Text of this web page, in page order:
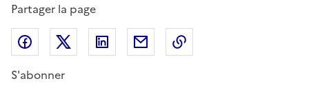
Partager la page
Partager sur Facebook
Partager sur X (anciennement Twitter)
Partager sur LinkedIn
Partager par email
S'abonner